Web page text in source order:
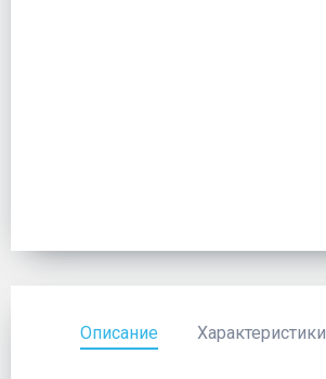
Описание Характеристики